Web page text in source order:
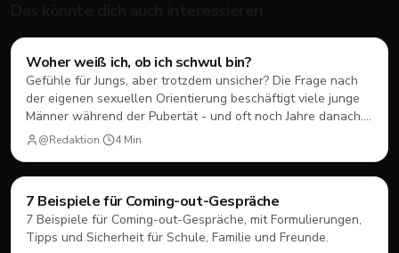
Coming-Out
Woher weiß ich, ob ich schwul bin?
Gefühle für Jungs, aber trotzdem unsicher? Die Frage nach
der eigenen sexuellen Orientierung beschäftigt viele junge
Männer während der Pubertät - und oft noch Jahre danach.
Hier erfährst du, was dahintersteckt und wie du damit
umgehen kannst.
@Redaktion· 4Min
Coming-Out
7 Beispiele für Coming-out-Gespräche
7 Beispiele für Coming-out-Gespräche, mit Formulierungen,
Tipps und Sicherheit für Schule, Familie und Freunde.